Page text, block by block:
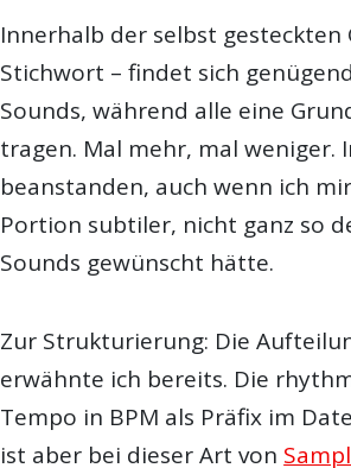
Innerhalb der selbst gesteckten
Stichwort – findet sich
Sounds, während alle eine
tragen. Mal mehr, mal weniger.
beanstanden, auch wenn ich
Portion subtiler, nicht ganz so
Sounds gewünscht hätte.
Zur Strukturierung: Die
erwähnte ich bereits. Die
Tempo in BPM als Präfix im
ist aber bei dieser Art von